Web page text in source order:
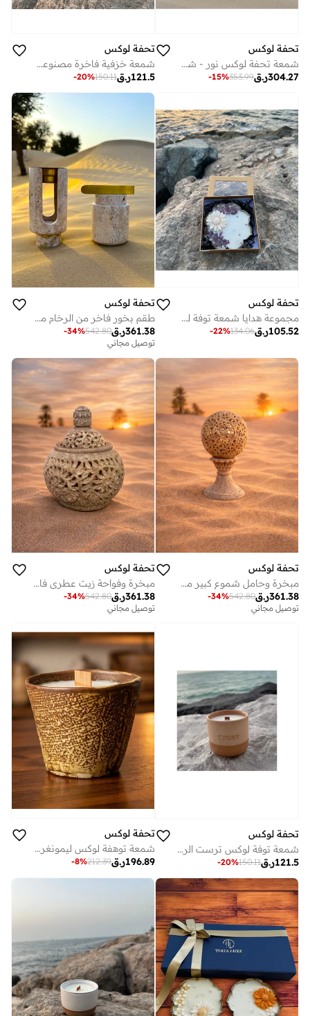
تحفة لوكس
شمعة تحفة لوكس نور - شمعة عطرية من شمع الصويا الأبيض والبخور، عبوة خرسانية مزخرفة ٣٠٠ مل | علاج عطري مريح وديكور منزلي أنيق
ر.ق304.27
353.99
-15%
تحفة لوكس
شمعة خزفية فاخرة مصنوعة يدويًا من تحفة - قطعة واحدة | ١٧٥ مل | وعاء خزفي مصنوع يدويًا بفتيل خشبي
ر.ق121.5
150.11
-20%
تحفة لوكس
مجموعة هدايا شمعة توفة لوكس ببتلات الورد الفاخرة - شمعة معطرة فاخرة مصنوعة يدوياً ببتلات الورد الحقيقية وزهور الشمع، عطر نسيم المحيط - ديكور منزلي أنيق وهدية
ر.ق105.52
134.06
-22%
تحفة لوكس
طقم بخور فاخر من الرخام من تحفة مع إكسسوارات نحاسية - مبخرة رخامية هندية مصنوعة يدويًا مع جرة تخزين، طبق رماد نحاسي مصقول وملقط، مبخرة 16 سم، طقم هدايا بخور فاخر
ر.ق361.38
542.80
-34%
توصيل مجاني
تحفة لوكس
مبخرة وحامل شموع كبير من الرخام من تحفة لوكس عبير -25 سم، مبخرة وحامل شموع فاخر من الرخام البيج مصنوع يدويًا
ر.ق361.38
542.80
-34%
توصيل مجاني
تحفة لوكس
مبخرة وفواحة زيت عطري فاخرة من الرخام المنحوت يدويًا من تحفة - 15 سم × 19 سم، رخام نقي مع إكسسوارات نحاسية، صندوق هدايا فاخر، ديكور منزلي حرفي مستوحى من الإمارات العربية المتحدة
ر.ق361.38
542.80
-34%
توصيل مجاني
تحفة لوكس
شمعة توفة لوكس ترست الرملية | وعاء سيراميك مصنوع يدويًا بشمع الصويا برائحة العود وفَتِيل خشبي
ر.ق121.5
150.11
-20%
تحفة لوكس
شمعة توهفة لوكس ليمونغراس الترابية – شمعة سيراميكية بنية رملية مع شمع صويا وفتيلة خشبية | معطّرة بزيوت عطرية نقية
ر.ق196.89
212.39
-8%